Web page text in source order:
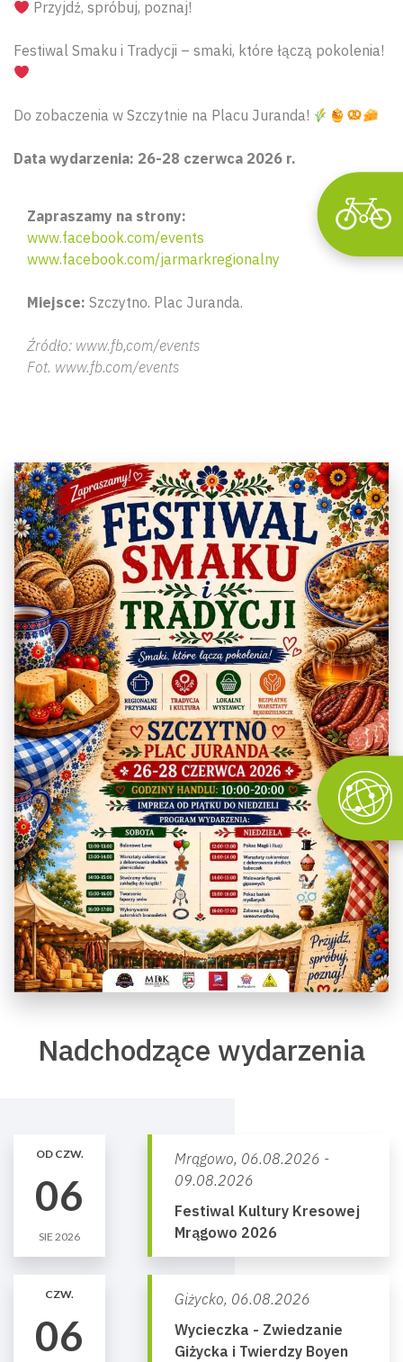
Przyjdź, spróbuj, poznaj!
Festiwal Smaku i Tradycji – smaki, które łączą pokolenia!
Do zobaczenia w Szczytnie na Placu Juranda!
Data wydarzenia: 26-28 czerwca 2026 r.
Zapraszamy na strony:
www.facebook.com/events
www.facebook.com/jarmarkregionalny
Miejsce: Szczytno. Plac Juranda.
Źródło: www.fb,com/events
Fot. www.fb.com/events
Nadchodzące wydarzenia
OD CZW.
06
SIE 2026
Mrągowo, 06.08.2026 -
09.08.2026
Festiwal Kultury Kresowej
Mrągowo 2026
CZW.
06
Giżycko, 06.08.2026
Wycieczka - Zwiedzanie
Giżycka i Twierdzy Boyen